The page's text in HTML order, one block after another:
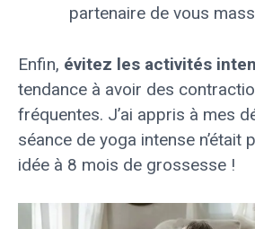
partenaire de vous
Enfin, évitez les activités
tendance à avoir des
fréquentes. J’ai appris à mes
séance de yoga intense n’était
idée à 8 mois de grossesse !